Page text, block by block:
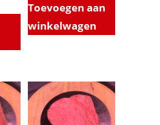
Toevoegen aan
winkelwagen